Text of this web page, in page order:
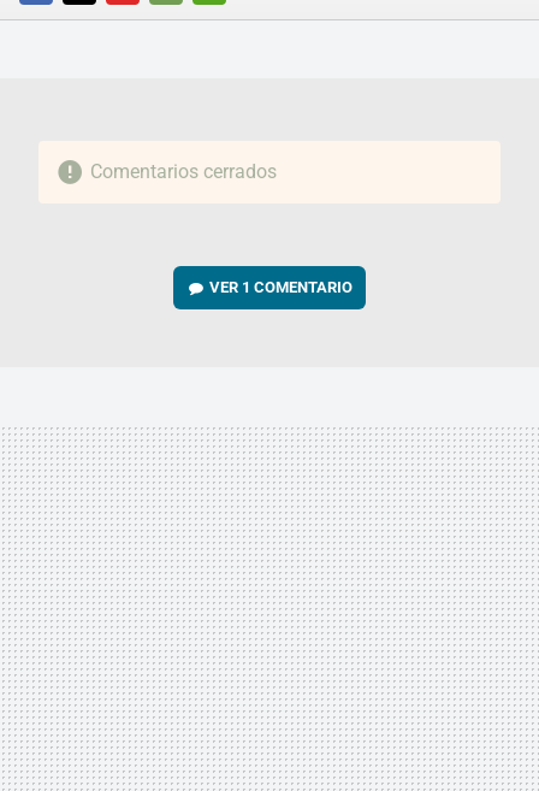
FACEBOOKTWITTERFLIPBOARD
E-
WHATSAPP
Comentarios cerrados
VER 1 COMENTARIO